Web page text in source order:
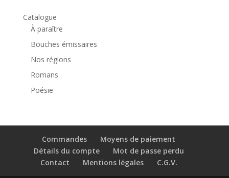
Catalogue
À paraître
Bouches émissaires
Nos régions
Romans
Poésie
Commandes
Moyens de paiement
Détails du compte
Mot de passe perdu
Contact
Mentions légales C.G.V.